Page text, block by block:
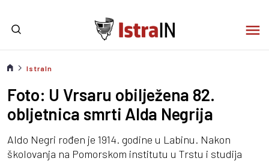
IstraIn
Foto: U Vrsaru obilježena 82.
obljetnica smrti Alda Negrija
Aldo Negri rođen je 1914. godine u Labinu. Nakon
školovanja na Pomorskom institutu u Trstu i studija